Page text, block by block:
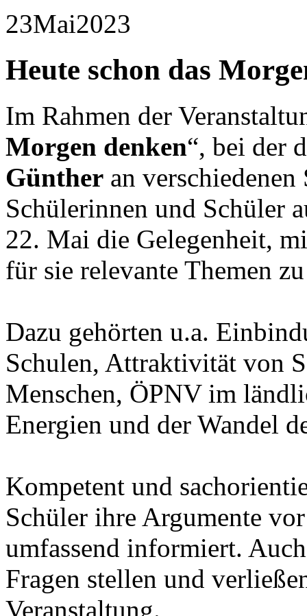
23Mai2023
Heute schon das
Im Rahmen der
Morgen denken“, bei der
Günther an
Schülerinnen und Schüler
22. Mai die Gelegenheit,
für sie relevante Themen
Dazu gehörten u.a.
Schulen, Attraktivität von
Menschen, ÖPNV im
Energien und der Wandel
Kompetent und
Schüler ihre Argumente
umfassend informiert.
Fragen stellen und
Veranstaltung.